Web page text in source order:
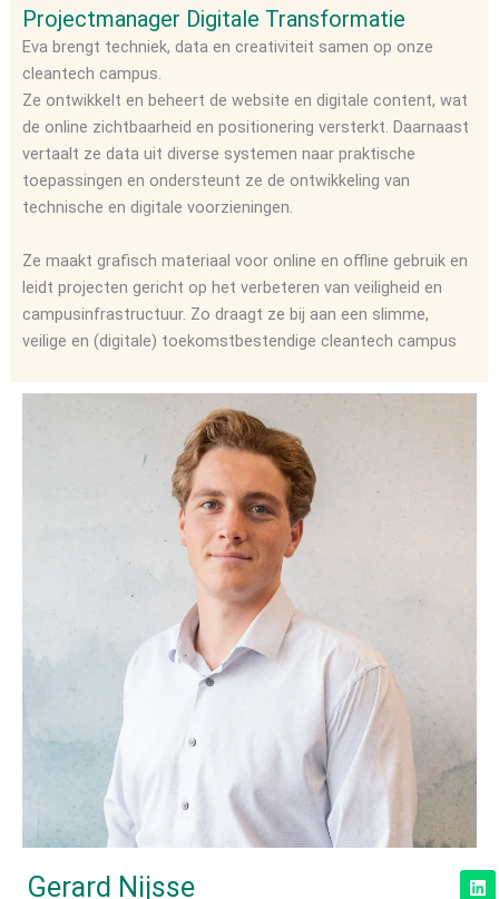
Projectmanager Digitale Transformatie
Eva brengt techniek, data en creativiteit samen op onze
cleantech campus.
Ze ontwikkelt en beheert de website en digitale content, wat
de online zichtbaarheid en positionering versterkt. Daarnaast
vertaalt ze data uit diverse systemen naar praktische
toepassingen en ondersteunt ze de ontwikkeling van
technische en digitale voorzieningen.
Ze maakt grafisch materiaal voor online en offline gebruik en
leidt projecten gericht op het verbeteren van veiligheid en
campusinfrastructuur. Zo draagt ze bij aan een slimme,
veilige en (digitale) toekomstbestendige cleantech campus
Gerard Nijsse
L